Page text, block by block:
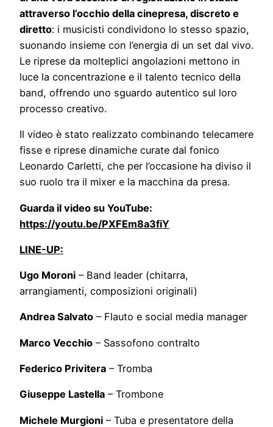
attraverso l’occhio della cinepresa, discreto e
diretto: i musicisti condividono lo stesso spazio,
suonando insieme con l’energia di un set dal vivo.
Le riprese da molteplici angolazioni mettono in
luce la concentrazione e il talento tecnico della
band, offrendo uno sguardo autentico sul loro
processo creativo.
Il video è stato realizzato combinando telecamere
fisse e riprese dinamiche curate dal fonico
Leonardo Carletti, che per l’occasione ha diviso il
suo ruolo tra il mixer e la macchina da presa.
Guarda il video su YouTube:
https://youtu.be/PXFEm8a3fiY
LINE-UP:
Ugo Moroni – Band leader (chitarra,
arrangiamenti, composizioni originali)
Andrea Salvato – Flauto e social media manager
Marco Vecchio – Sassofono contralto
Federico Privitera – Tromba
Giuseppe Lastella – Trombone
Michele Murgioni – Tuba e presentatore della